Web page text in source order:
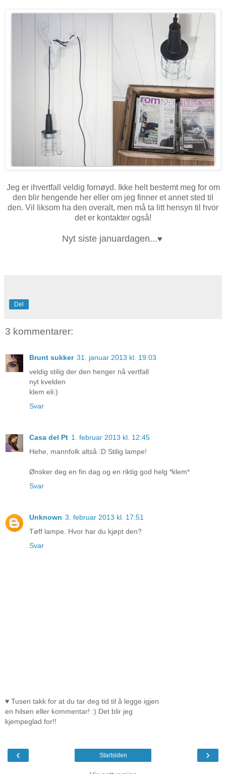
Jeg er ihvertfall veldig fornøyd. Ikke helt bestemt meg for om
den blir hengende her eller om jeg finner et annet sted til
den. Vil liksom ha den overalt, men må ta litt hensyn til hvor
det er kontakter også!
Nyt siste januardagen...♥
Del
3 kommentarer:
Brunt sukker 31. januar 2013 kl. 19:03
veldig stilig der den henger nå vertfall
nyt kvelden
klem eli:)
Svar
Casa del Pt 1. februar 2013 kl. 12:45
Hehe, mannfolk altså :D Stilig lampe!
Ønsker deg en fin dag og en riktig god helg *klem*
Svar
Unknown 3. februar 2013 kl. 17:51
Tøff lampe. Hvor har du kjøpt den?
Svar
♥ Tusen takk for at du tar deg tid til å legge igjen
en hilsen eller kommentar! :) Det blir jeg
kjempeglad for!!
‹ ›
Startsiden